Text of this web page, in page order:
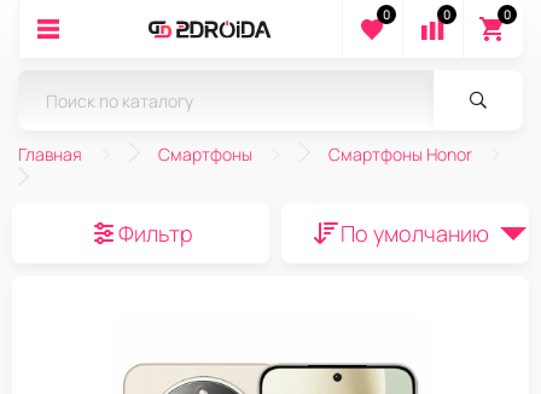
0 0 0
Главная Смартфоны Смартфоны Honor
Фильтр По умолчанию